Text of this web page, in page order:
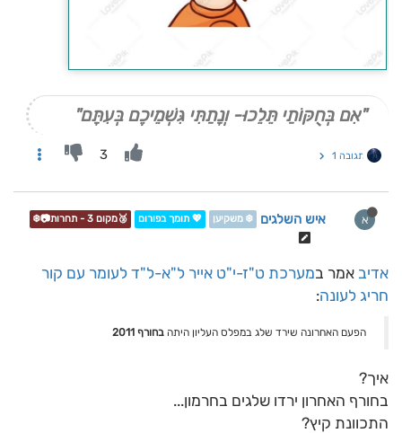
"אִם בְּחֻקּוֹתַי תֵּלֵכוּ- וְנָתַתִּי גִּשְׁמֵיכֶם בְּעִתָּם"
תגובה 1 3
א איש השלגים ❄️ משקיען 💖 תומך בפורום 🥉מקום 3 - תחרות📷❄️
אדיב אמר במערכת ט"ז-י"ט אייר ל"א-ל"ד לעומר עם קור
חריג לעונה:
הפעם האחרונה שירד שלג במפלס העליון היתה בחורף 2011
איך?
בחורף האחרון ירדו שלגים בחרמון...
התכוונת קיץ?